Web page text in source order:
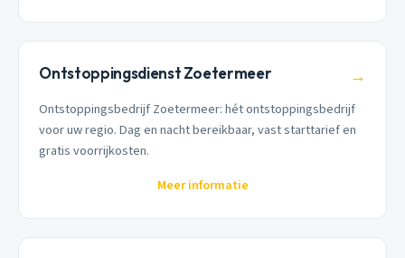
Ontstoppingsdienst Zoetermeer →
Ontstoppingsbedrijf Zoetermeer: hét ontstoppingsbedrijf
voor uw regio. Dag en nacht bereikbaar, vast starttarief en
gratis voorrijkosten.
Meer informatie